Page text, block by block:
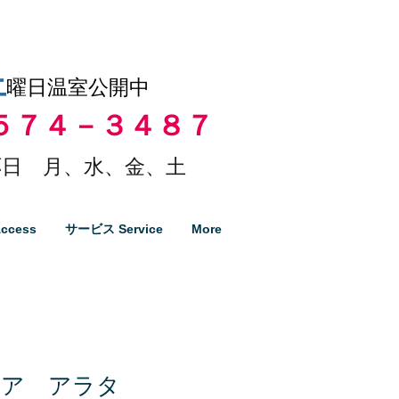
曜日温室公開中
７４－３４８７
月、水、金、土
サービス Service More
ア アラタ